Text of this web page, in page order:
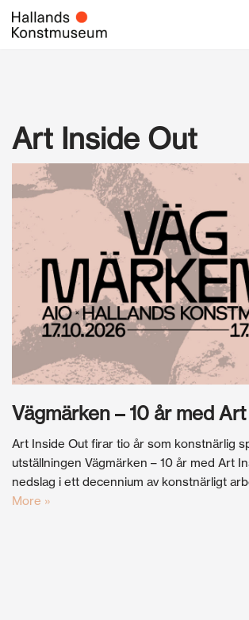
Hoppa
Art Inside Out
Vägmärken – 10 år med
Art Inside Out firar tio år som konstnärlig
utställningen Vägmärken – 10 år med Art
nedslag i ett decennium av konstnärligt
More »